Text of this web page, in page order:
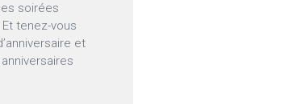
soirées
tenez-vous
et